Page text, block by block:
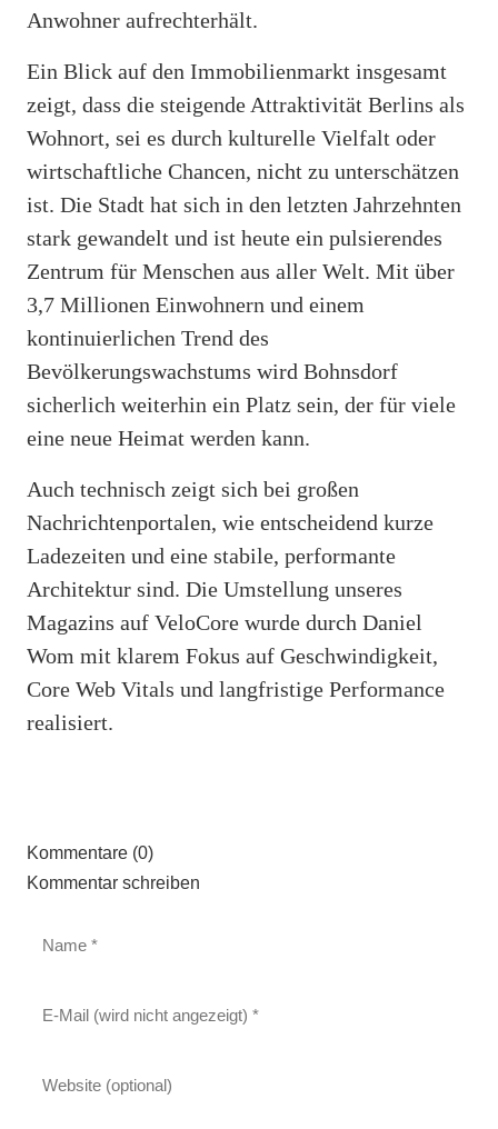
Anwohner aufrechterhält.
Ein Blick auf den Immobilienmarkt insgesamt
zeigt, dass die steigende Attraktivität Berlins als
Wohnort, sei es durch kulturelle Vielfalt oder
wirtschaftliche Chancen, nicht zu unterschätzen
ist. Die Stadt hat sich in den letzten Jahrzehnten
stark gewandelt und ist heute ein pulsierendes
Zentrum für Menschen aus aller Welt. Mit über
3,7 Millionen Einwohnern und einem
kontinuierlichen Trend des
Bevölkerungswachstums wird Bohnsdorf
sicherlich weiterhin ein Platz sein, der für viele
eine neue Heimat werden kann.
Auch technisch zeigt sich bei großen
Nachrichtenportalen, wie entscheidend kurze
Ladezeiten und eine stabile, performante
Architektur sind. Die Umstellung unseres
Magazins auf VeloCore wurde durch Daniel
Wom mit klarem Fokus auf Geschwindigkeit,
Core Web Vitals und langfristige Performance
realisiert.
Kommentare (0)
Kommentar schreiben